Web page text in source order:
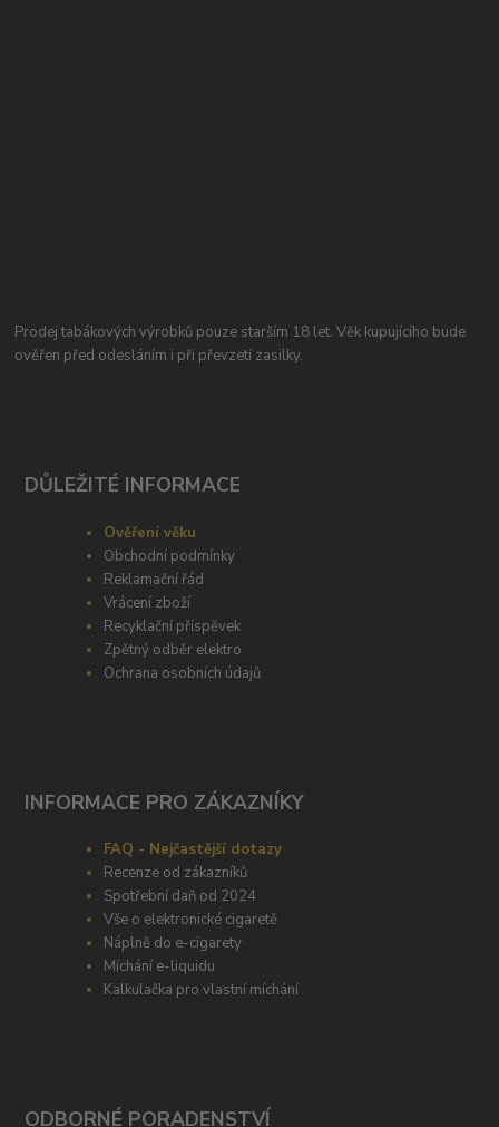
Prodej tabákových výrobků pouze starším 18 let. Věk kupujícího bude
ověřen před odesláním i při převzetí zasilky.
DŮLEŽITÉ INFORMACE
Ověření věku
Obchodní podmínky
Reklamační řád
Vrácení zboží
Recyklační příspěvek
Zpětný odběr elektro
Ochrana osobních údajů
INFORMACE PRO ZÁKAZNÍKY
FAQ - Nejčastější dotazy
Recenze od zákazníků
Spotřební daň od 2024
Vše o elektronické cigaretě
Náplně do e-cigarety
Míchání e-liquidu
Kalkulačka pro vlastní míchání
ODBORNÉ PORADENSTVÍ